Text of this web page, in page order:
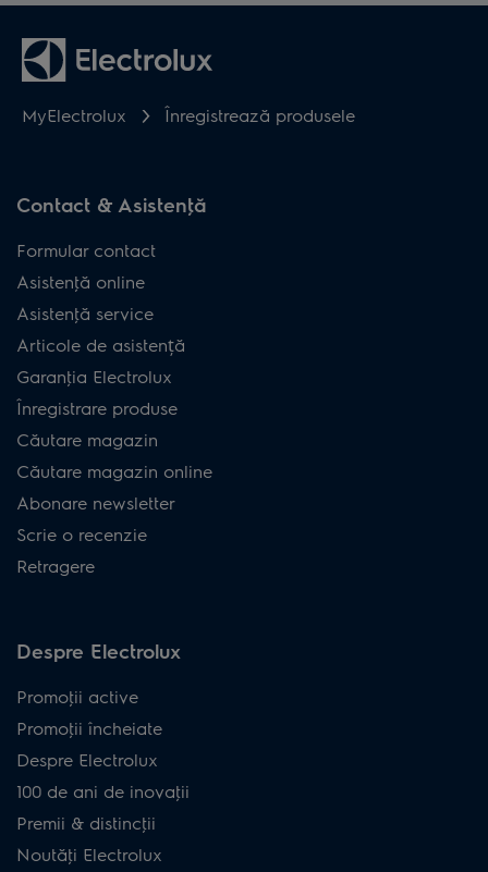
MyElectrolux Înregistrează produsele
Contact & Asistenţă
Formular contact
Asistenţă online
Asistenţă service
Articole de asistență
Garanţia Electrolux
Înregistrare produse
Căutare magazin
Căutare magazin online
Abonare newsletter
Scrie o recenzie
Retragere
Despre Electrolux
Promoţii active
Promoţii încheiate
Despre Electrolux
100 de ani de inovaţii
Premii & distincţii
Noutăţi Electrolux